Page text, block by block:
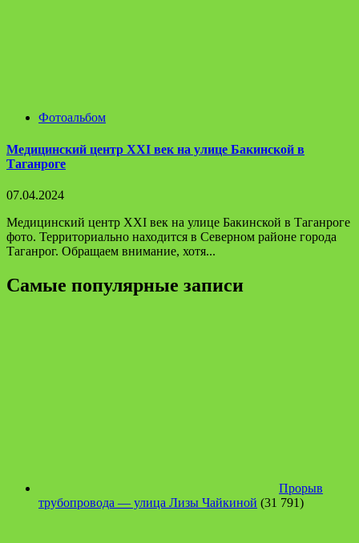
Фотоальбом
Медицинский центр XXI век на улице Бакинской в
Таганроге
07.04.2024
Медицинский центр XXI век на улице Бакинской в Таганроге
фото. Территориально находится в Северном районе города
Таганрог. Обращаем внимание, хотя...
Самые популярные записи
Прорыв
трубопровода — улица Лизы Чайкиной (31 791)